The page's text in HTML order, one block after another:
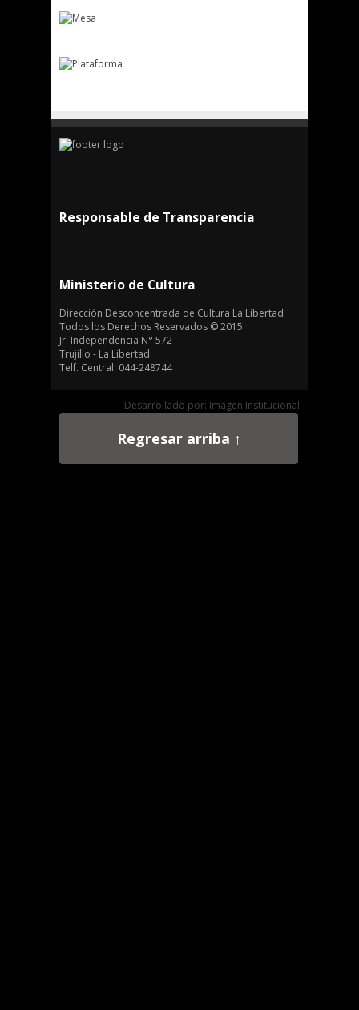
Responsable de Transparencia
Ministerio de Cultura
Dirección Desconcentrada de Cultura La Libertad
Todos los Derechos Reservados © 2015
Jr. Independencia N° 572
Trujillo - La Libertad
Telf. Central: 044-248744
Desarrollado por: Imagen Institucional
Regresar arriba ↑